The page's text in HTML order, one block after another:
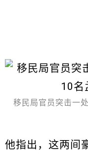
移民局官员突击一
他指出，这两间